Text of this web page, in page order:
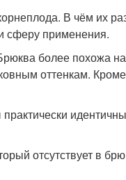
В чём их
сферу применения.
более похожа
оттенкам.
отсутствует в